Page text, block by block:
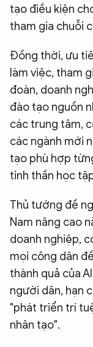
tạo điều kiện
tham gia chuỗi
Đồng thời, ưu
làm việc, tham
đoàn, doanh
đào tạo nguồn
các trung tâm,
các ngành mới
tạo phù hợp
tinh thần học
Thủ tướng đề
Nam nâng cao
doanh nghiệp,
mọi công dân
thành quả của
người dân, hạn
"phát triển trí
nhân tạo".